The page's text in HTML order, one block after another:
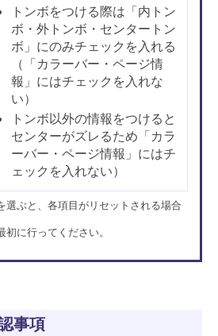
トンボをつける際は「内トン
ボ・外トンボ・センタートン
ボ」にのみチェックを入れる
（「カラーバー・ページ情
報」にはチェックを入れな
い）
トンボ以外の情報をつけると
センターがズレるため「カラ
ーバー・ページ情報」にはチ
ェックを入れない）
選ぶと、各項目がリセットされる場合
に行ってください。
設定内容
事項